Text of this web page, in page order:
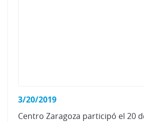
3/20/2019
Centro Zaragoza participó el 20